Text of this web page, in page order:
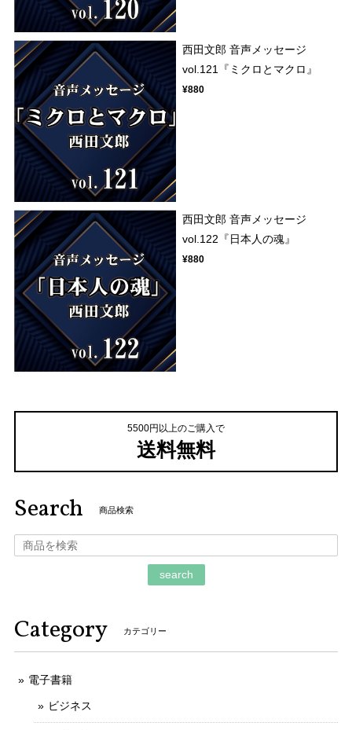
西田文郎 音声メッセージ
vol.121『ミクロとマクロ』
¥880
西田文郎 音声メッセージ
vol.122『日本人の魂』
¥880
5500円以上のご購入で
送料無料
Search 商品検索
search
Category カテゴリー
電子書籍
ビジネス